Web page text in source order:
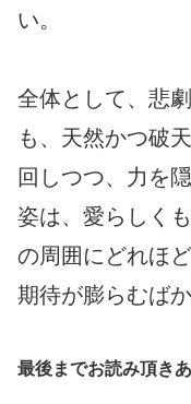
い。
全体として、悲
も、天然かつ破
回しつつ、力を
姿は、愛らしく
の周囲にどれほ
期待が膨らむば
最後までお読み頂き